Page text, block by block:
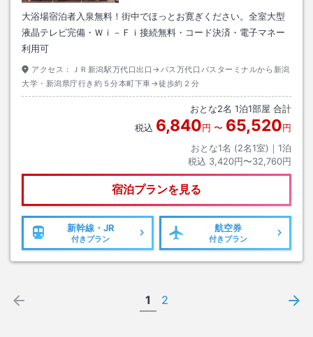
大浴場宿泊者入泉無料！街中でほっとお寛ぎください。全室大型
液晶テレビ完備・Ｗｉ－Ｆｉ接続無料・コード決済・電子マネー
利用可
アクセス：
ＪＲ新潟駅万代口出口→バス万代口バスターミナルから新潟
大学・新潟県庁行き約５分本町下車→徒歩約２分
おとな2名 1泊1部屋 合計
税込 6,840円 〜 65,520円
おとな1名 (2名1室)｜ 1泊
税込 3,420円〜32,760円
宿泊プランを見る
新幹線・JR
付きプラン
航空券
付きプラン
1 2